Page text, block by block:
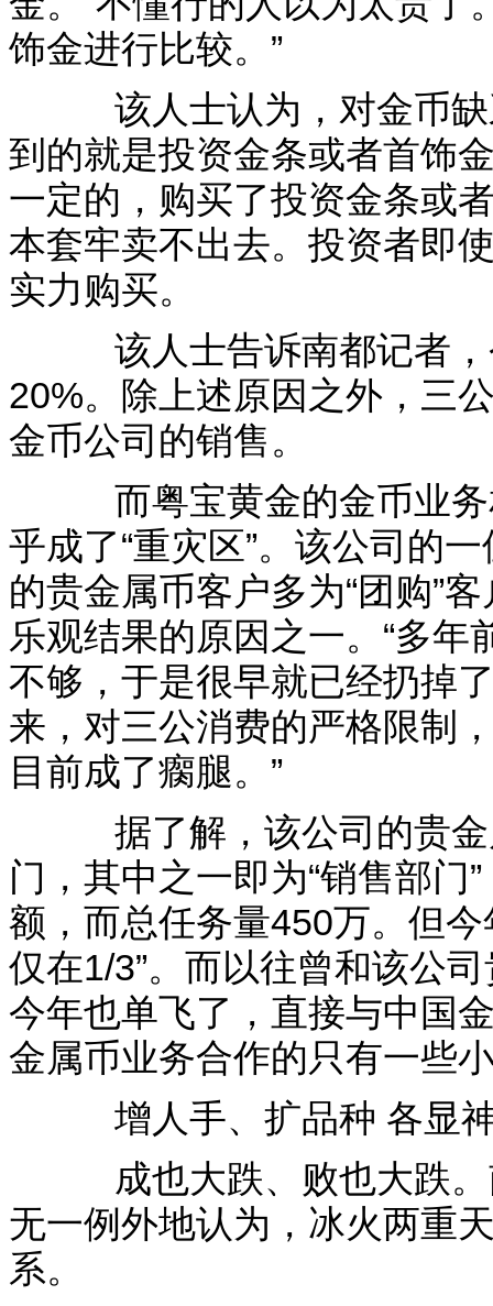
饰金进行比较。”
该人士认为，对金币缺
到的就是投资金条或者首饰
一定的，购买了投资金条或
本套牢卖不出去。投资者即
实力购买。
该人士告诉南都记者，
20%。除上述原因之外，三
金币公司的销售。
而粤宝黄金的金币业务
乎成了“重灾区”。该公司的
的贵金属币客户多为“团购”
乐观结果的原因之一。“多
不够，于是很早就已经扔掉
来，对三公消费的严格限制
目前成了瘸腿。”
据了解，该公司的贵金
门，其中之一即为“销售部门
额，而总任务量450万。但
仅在1/3”。而以往曾和该公
今年也单飞了，直接与中国
金属币业务合作的只有一些
增人手、扩品种 各显
成也大跌、败也大跌。
无一例外地认为，冰火两重
系。